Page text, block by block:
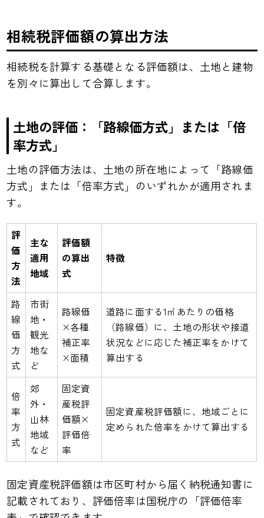
相続税評価額の算出方法
相続税を計算する基礎となる評価額は、土地と建物
を別々に算出して合算します。
土地の評価：「路線価方式」または「倍
率方式」
土地の評価方法は、土地の所在地によって「路線価
方式」または「倍率方式」のいずれかが適用されま
す。
評
価
方
法
主な
適用
地域
評価額
の算出
式
特徴
路
線
価
方
式
市街
地・
観光
地な
ど
路線価
×各種
補正率
×面積
道路に面する1㎡あたりの価格
（路線価）に、土地の形状や接道
状況などに応じた補正率をかけて
算出する
倍
率
方
式
郊
外・
山林
地域
など
固定資
産税評
価額×
評価倍
率
固定資産税評価額に、地域ごとに
定められた倍率をかけて算出する
固定資産税評価額は市区町村から届く納税通知書に
記載されており、評価倍率は国税庁の「評価倍率